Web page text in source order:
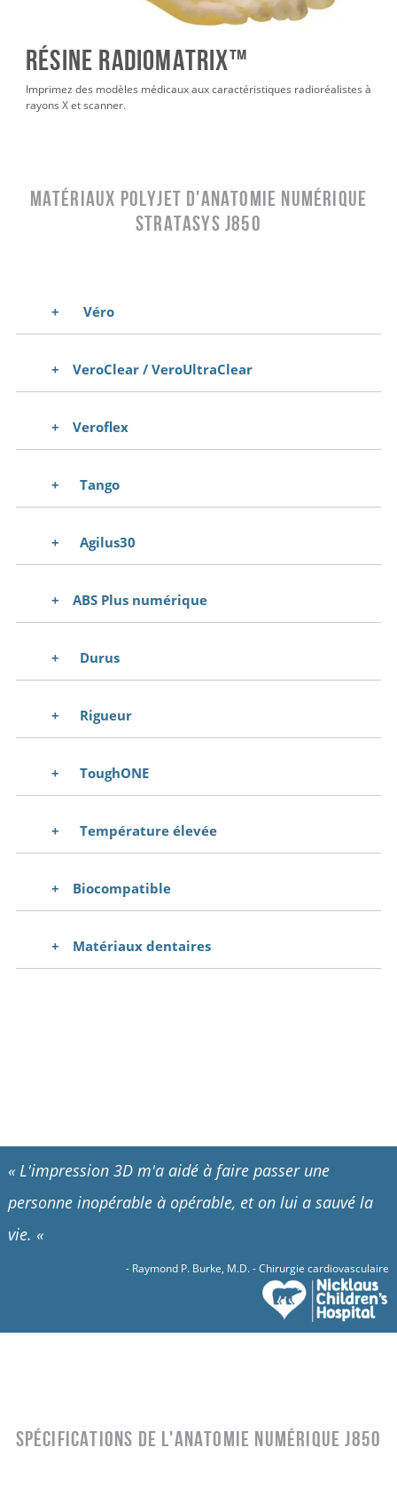
Résine Radiomatrix™
Imprimez des modèles médicaux aux caractéristiques radioréalistes à
rayons X et scanner.
MATÉRIAUX POLYJET D'ANATOMIE NUMÉRIQUE
STRATASYS J850
Véro
VeroClear / VeroUltraClear
Veroflex
Tango
Agilus30
ABS Plus numérique
Durus
Rigueur
ToughONE
Température élevée
Biocompatible
Matériaux dentaires
« L'impression 3D m'a aidé à faire passer une
personne inopérable à opérable, et on lui a sauvé la
vie. «
- Raymond P. Burke, M.D. - Chirurgie cardiovasculaire
Spécifications de l'anatomie numérique J850